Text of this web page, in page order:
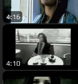
4:16
4:10